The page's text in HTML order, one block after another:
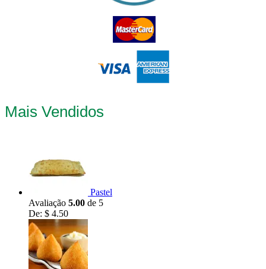
Mais Vendidos
Pastel
Avaliação 5.00 de 5
De: $ 4.50